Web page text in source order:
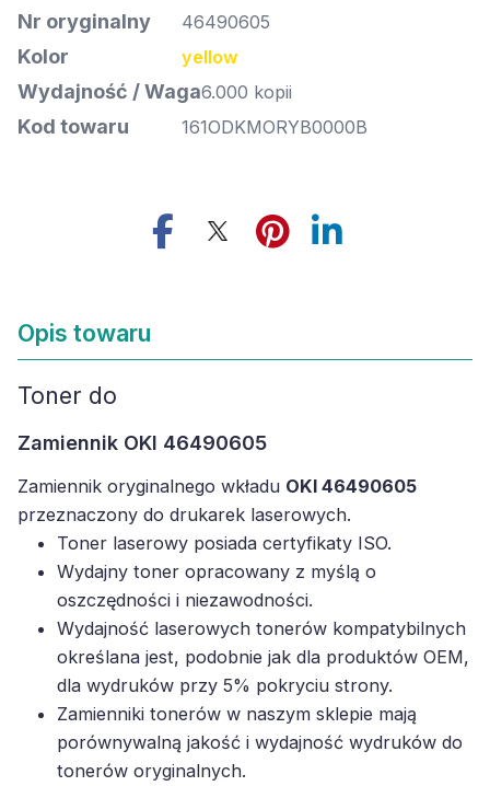
Nr oryginalny 46490605
Kolor yellow
Wydajność / Waga6.000 kopii
Kod towaru 161ODKMORYB0000B
Opis towaru
Toner do
Zamiennik OKI 46490605
Zamiennik oryginalnego wkładu OKI 46490605
przeznaczony do drukarek laserowych.
Toner laserowy posiada certyfikaty ISO.
Wydajny toner opracowany z myślą o
oszczędności i niezawodności.
Wydajność laserowych tonerów kompatybilnych
określana jest, podobnie jak dla produktów OEM,
dla wydruków przy 5% pokryciu strony.
Zamienniki tonerów w naszym sklepie mają
porównywalną jakość i wydajność wydruków do
tonerów oryginalnych.